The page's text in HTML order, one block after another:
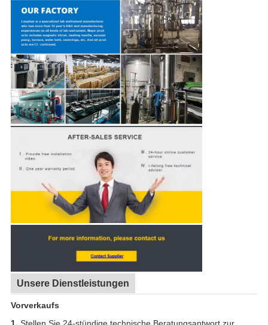
Unsere Dienstleistungen
Vorverkaufs
1. Stellen Sie 24-stündige technische Beratungsantwort zur